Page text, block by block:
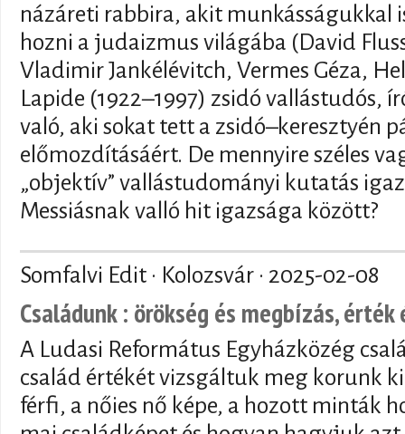
názáreti rabbira, akit munkásságukkal
hozni a judaizmus világába (David
Vladimir Jankélévitch, Vermes Géza,
Lapide (1922–1997) zsidó vallástudós,
való, aki sokat tett a zsidó–keresztyén
előmozdításáért. De mennyire széles
„objektív” vallástudományi kutatás
Messiásnak valló hit igazsága között?
Somfalvi Edit · Kolozsvár · 2025-02-08
Családunk : örökség és megbízás,
A Ludasi Református Egyházközég
család értékét vizsgáltuk meg korunk
férfi, a nőies nő képe, a hozott minták